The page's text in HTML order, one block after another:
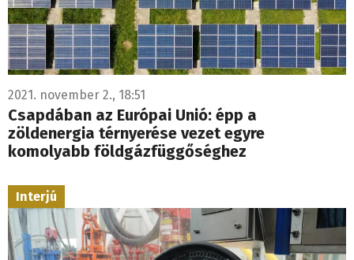
2021. november 2., 18:51
Csapdában az Európai Unió: épp a
zöldenergia térnyerése vezet egyre
komolyabb földgázfüggőséghez
Interjú